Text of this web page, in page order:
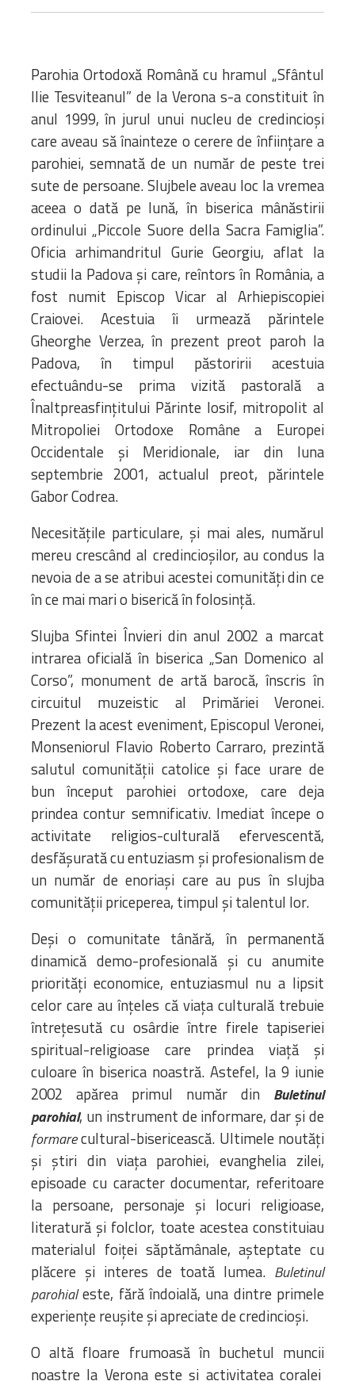
Parohiilor
CONTATTI
Parohia Ortodoxă Română cu hramul „Sfântul
Ilie Tesviteanul” de la Verona s-a constituit în
anul 1999, în jurul unui nucleu de credincioși
care aveau să înainteze o cerere de înființare a
parohiei, semnată de un număr de peste trei
sute de persoane. Slujbele aveau loc la vremea
aceea o dată pe lună, în biserica mânăstirii
ordinului „Piccole Suore della Sacra Famiglia”.
Oficia arhimandritul Gurie Georgiu, aflat la
studii la Padova și care, reîntors în România, a
fost numit Episcop Vicar al Arhiepiscopiei
Craiovei. Acestuia îi urmează părintele
Gheorghe Verzea, în prezent preot paroh la
Padova, în timpul păstoririi acestuia
efectuându-se prima vizită pastorală a
Înaltpreasfințitului Părinte Iosif, mitropolit al
Mitropoliei Ortodoxe Române a Europei
Occidentale și Meridionale, iar din luna
septembrie 2001, actualul preot, părintele
Gabor Codrea.
Necesitățile particulare, și mai ales, numărul
mereu crescând al credincioșilor, au condus la
nevoia de a se atribui acestei comunități din ce
în ce mai mari o biserică în folosință.
Slujba Sfintei Învieri din anul 2002 a marcat
intrarea oficială în biserica „San Domenico al
Corso”, monument de artă barocă, înscris în
circuitul muzeistic al Primăriei Veronei.
Prezent la acest eveniment, Episcopul Veronei,
Monseniorul Flavio Roberto Carraro, prezintă
salutul comunității catolice și face urare de
bun început parohiei ortodoxe, care deja
prindea contur semnificativ. Imediat începe o
activitate religios-culturală efervescentă,
desfășurată cu entuziasm și profesionalism de
un număr de enoriași care au pus în slujba
comunității priceperea, timpul și talentul lor.
Deși o comunitate tânără, în permanentă
dinamică demo-profesională și cu anumite
priorități economice, entuziasmul nu a lipsit
celor care au înțeles că viața culturală trebuie
întrețesută cu osârdie între firele tapiseriei
spiritual-religioase care prindea viață și
culoare în biserica noastră. Astefel, la 9 iunie
2002 apărea primul număr din Buletinul
parohial, un instrument de informare, dar și de
formarecultural-bisericească. Ultimele noutăți
și știri din viața parohiei, evanghelia zilei,
episoade cu caracter documentar, referitoare
la persoane, personaje și locuri religioase,
literatură și folclor, toate acestea constituiau
materialul foiței săptămânale, așteptate cu
plăcere și interes de toată lumea. Buletinul
parohialeste, fără îndoială, una dintre primele
experiențe reușite și apreciate de credincioși.
O altă floare frumoasă în buchetul muncii
noastre la Verona este și activitatea coralei